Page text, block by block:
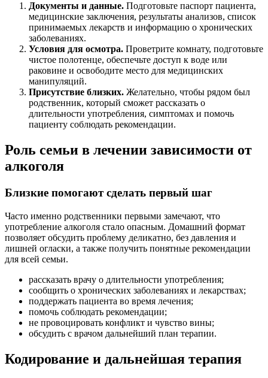
Документы и данные. Подготовьте паспорт пациента,
медицинские заключения, результаты анализов, список
принимаемых лекарств и информацию о хронических
заболеваниях.
Условия для осмотра. Проветрите комнату, подготовьте
чистое полотенце, обеспечьте доступ к воде или
раковине и освободите место для медицинских
манипуляций.
Присутствие близких. Желательно, чтобы рядом был
родственник, который сможет рассказать о
длительности употребления, симптомах и помочь
пациенту соблюдать рекомендации.
Роль семьи в лечении зависимости от
алкоголя
Близкие помогают сделать первый шаг
Часто именно родственники первыми замечают, что
употребление алкоголя стало опасным. Домашний формат
позволяет обсудить проблему деликатно, без давления и
лишней огласки, а также получить понятные рекомендации
для всей семьи.
рассказать врачу о длительности употребления;
сообщить о хронических заболеваниях и лекарствах;
поддержать пациента во время лечения;
помочь соблюдать рекомендации;
не провоцировать конфликт и чувство вины;
обсудить с врачом дальнейший план терапии.
Кодирование и дальнейшая терапия